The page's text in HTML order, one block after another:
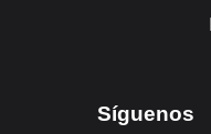
Síguenos